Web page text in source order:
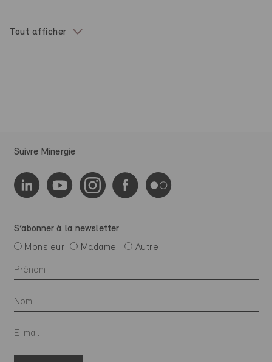
Tout afficher
Suivre Minergie
S’abonner à la newsletter
Monsieur
Madame Autre